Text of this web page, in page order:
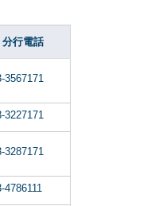
分行電話
3567171
3227171
3287171
4786111